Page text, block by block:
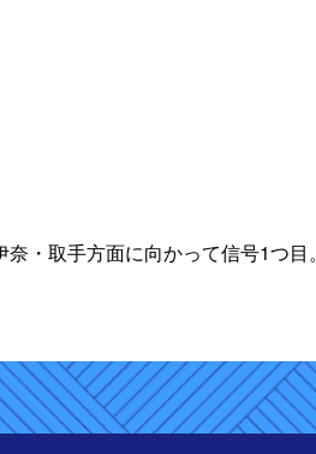
・取手方面に向かって信号1つ目。